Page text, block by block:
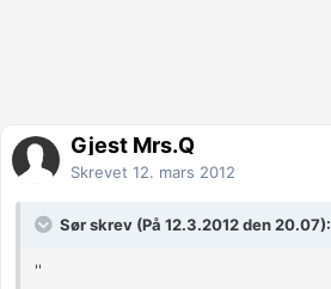
Gjest Mrs.Q
Skrevet 12. mars 2012
Sør skrev (På 12.3.2012 den 20.07):
''